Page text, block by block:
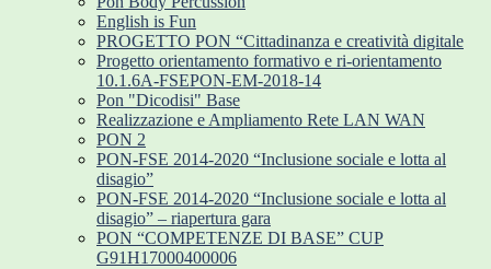
English is Fun
PROGETTO PON “Cittadinanza e creatività digitale
Progetto orientamento formativo e ri-orientamento
10.1.6A-FSEPON-EM-2018-14
Pon "Dicodisi" Base
Realizzazione e Ampliamento Rete LAN WAN
PON 2
PON-FSE 2014-2020 “Inclusione sociale e lotta al
disagio”
PON-FSE 2014-2020 “Inclusione sociale e lotta al
disagio” – riapertura gara
PON “COMPETENZE DI BASE” CUP
G91H17000400006